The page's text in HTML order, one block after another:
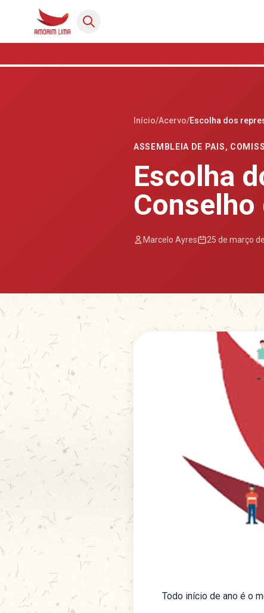
Início/Acervo/Escolha dos
ASSEMBLEIA DE PAIS,
Escolha
Marcelo Ayres 25 de março
Todo início de ano é o